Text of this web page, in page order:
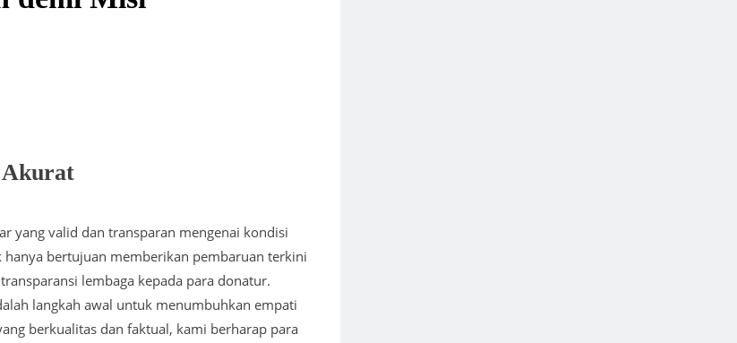
DI SUKOHARJO LUDES TERBAKAR
AL QOYYIM DONGKRAK KAPASITAS USAHA AYAM PETELUR UST. AHYARI DI
Akurat
yang valid dan transparan mengenai kondisi
bertujuan memberikan pembaruan terkini
lembaga kepada para donatur.
langkah awal untuk menumbuhkan empati
berkualitas dan faktual, kami berharap para